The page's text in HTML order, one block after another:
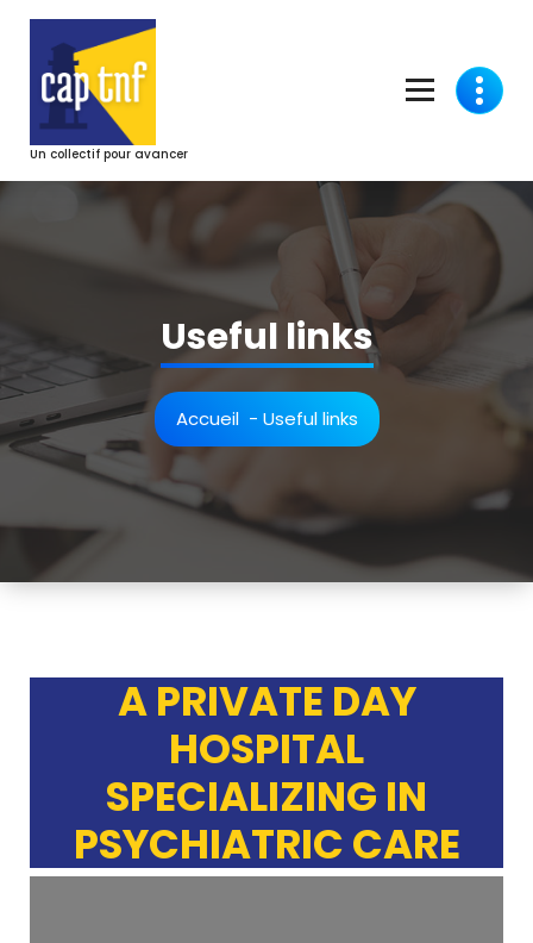
contenu
Un collectif pour avancer
Useful links
Accueil- Useful links
A PRIVATE DAY
HOSPITAL
SPECIALIZING IN
PSYCHIATRIC CARE